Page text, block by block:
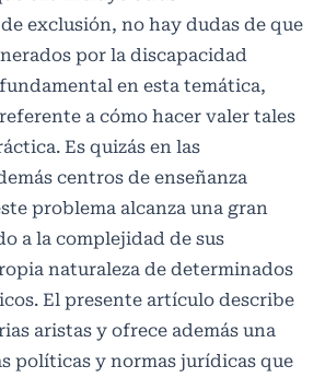
exclusión, no hay dudas de que
por la discapacidad
en esta temática,
a cómo hacer valer tales
Es quizás en las
centros de enseñanza
problema alcanza una gran
a la complejidad de sus
naturaleza de determinados
El presente artículo describe
aristas y ofrece además una
políticas y normas jurídicas que